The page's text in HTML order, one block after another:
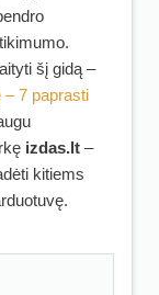
šį gidą –
– 7 paprasti
izdas.lt –
kitiems